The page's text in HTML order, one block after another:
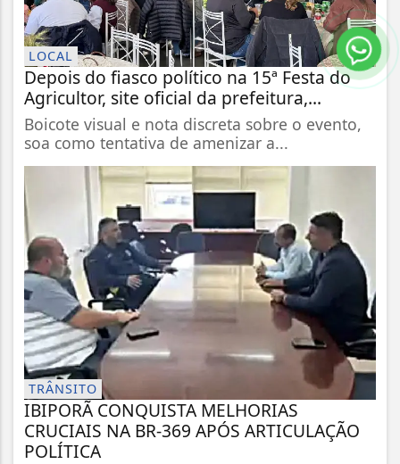
LOCAL
Depois do fiasco político na 15ª Festa do
Agricultor, site oficial da prefeitura,...
Boicote visual e nota discreta sobre o evento,
soa como tentativa de amenizar a...
TRÂNSITO
IBIPORÃ CONQUISTA MELHORIAS
CRUCIAIS NA BR-369 APÓS ARTICULAÇÃO
POLÍTICA